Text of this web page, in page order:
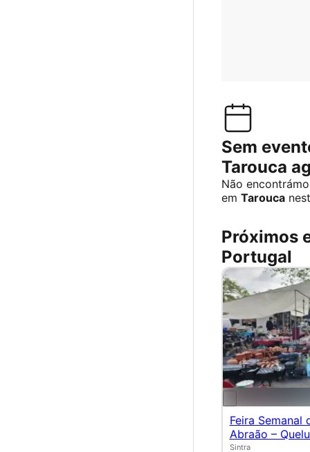
Sem
Tarouca
Não
em Tarouca
Próximos
Portugal
Feira Semanal
Abraão –
Sintra